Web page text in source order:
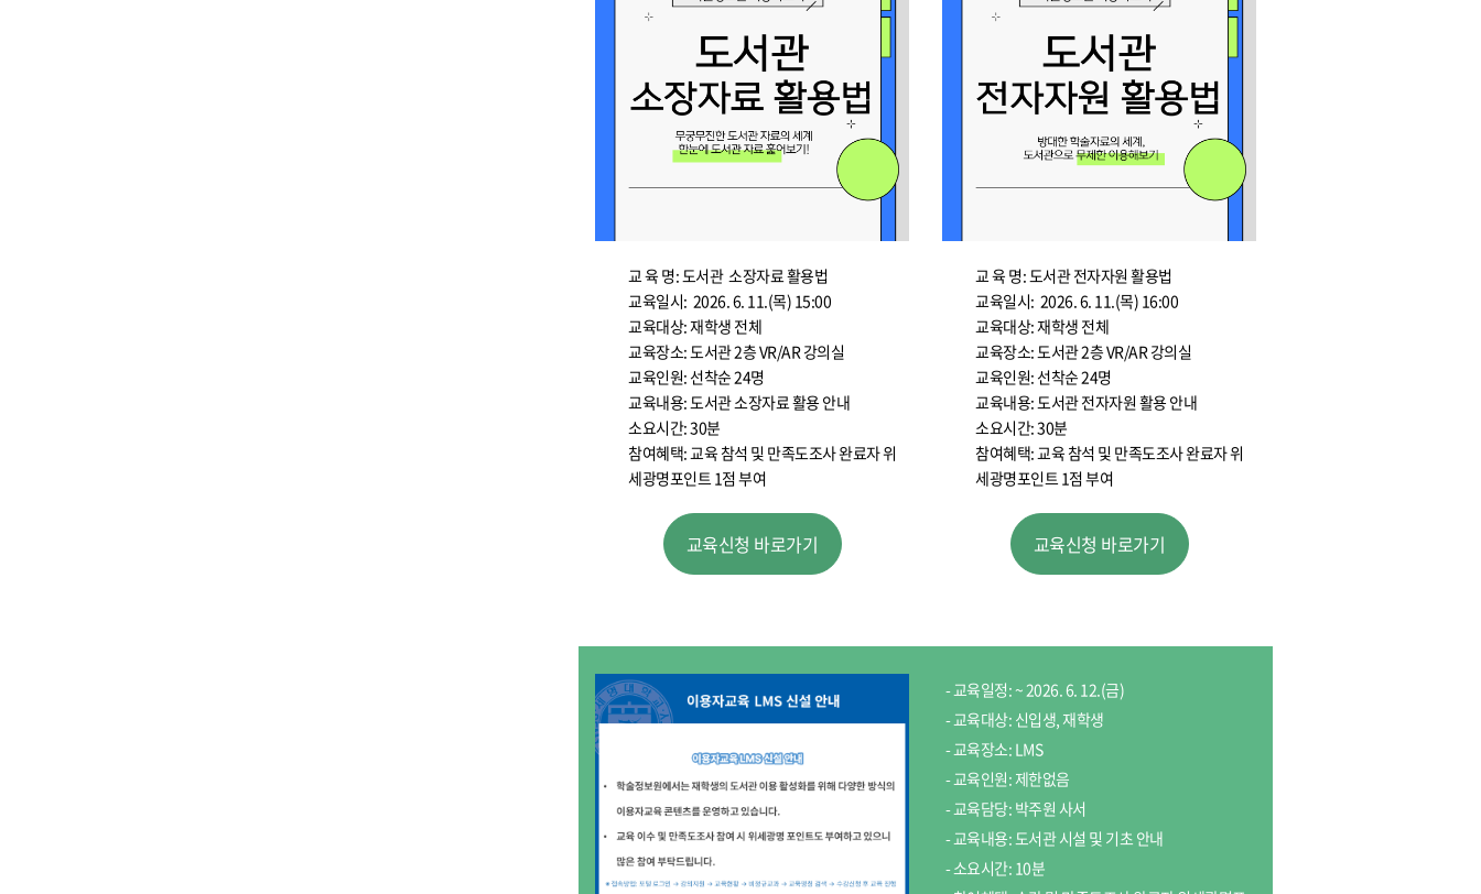
교 육 명: 도서관 소장자료 활용법
교육일시: 2026. 6. 11.(목) 15:00
교육대상: 재학생 전체
교육장소: 도서관 2층 VR/AR 강의실
교육인원: 선착순 24명
교육내용: 도서관 소장자료 활용 안내
소요시간: 30분
참여혜택: 교육 참석 및 만족도조사 완료자 위
세광명포인트 1점 부여
교육신청 바로가기
교 육 명: 도서관 전자자원 활용법
교육일시: 2026. 6. 11.(목) 16:00
교육대상: 재학생 전체
교육장소: 도서관 2층 VR/AR 강의실
교육인원: 선착순 24명
교육내용: 도서관 전자자원 활용 안내
소요시간: 30분
참여혜택: 교육 참석 및 만족도조사 완료자 위
세광명포인트 1점 부여
교육신청 바로가기
- 교육일정: ~ 2026. 6. 12.(금)
- 교육대상: 신입생, 재학생
- 교육장소: LMS
- 교육인원: 제한없음
- 교육담당: 박주원 사서
- 교육내용: 도서관 시설 및 기초 안내
- 소요시간: 10분